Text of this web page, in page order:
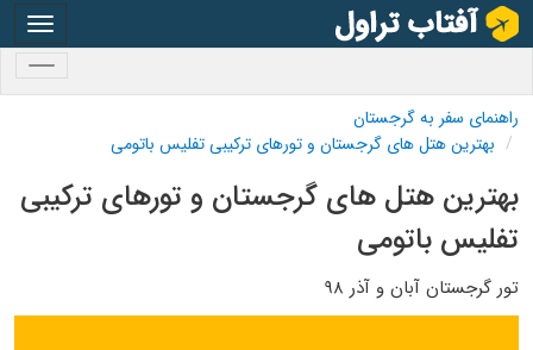
راهنمای سفر به گرجستان
بهترین هتل های گرجستان و تورهای ترکیبی تفلیس باتومی
بهترین هتل های گرجستان و تورهای ترکیبی
تفلیس باتومی
تور گرجستان آبان و آذر ۹۸